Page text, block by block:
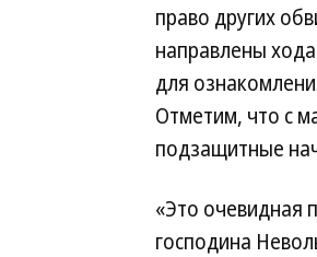
право других
направлены
для
Отметим, что с
подзащитные
«Это очевидная
господина